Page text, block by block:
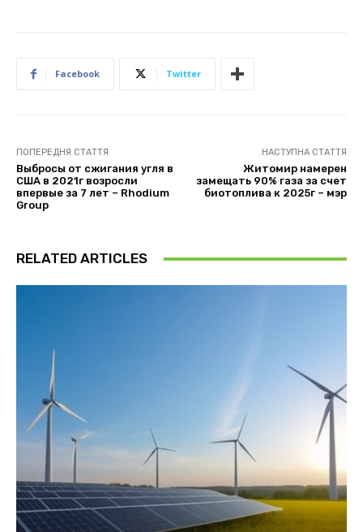
Facebook Twitter
ПОПЕРЕДНЯ СТАТТЯ
Выбросы от сжигания угля в
США в 2021г возросли
впервые за 7 лет – Rhodium
Group
НАСТУПНА СТАТТЯ
Житомир намерен
замещать 90% газа за счет
биотоплива к 2025г – мэр
RELATED ARTICLES